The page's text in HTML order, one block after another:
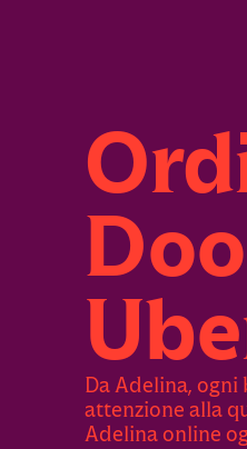
Da Adelina,
attenzione alla
Adelina online